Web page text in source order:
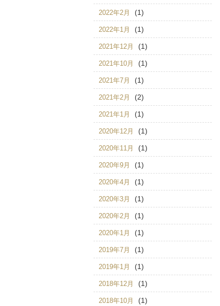
2022年2月 (1)
2022年1月 (1)
2021年12月 (1)
2021年10月 (1)
2021年7月 (1)
2021年2月 (2)
2021年1月 (1)
2020年12月 (1)
2020年11月 (1)
2020年9月 (1)
2020年4月 (1)
2020年3月 (1)
2020年2月 (1)
2020年1月 (1)
2019年7月 (1)
2019年1月 (1)
2018年12月 (1)
2018年10月 (1)